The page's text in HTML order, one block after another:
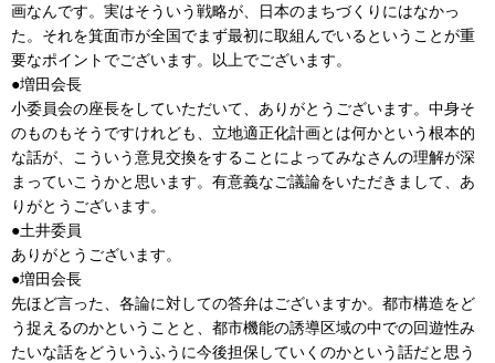
画なんです。実はそういう戦略が、日本のまちづくりにはなかっ
た。それを箕面市が全国でまず最初に取組んでいるということが重
要なポイントでございます。以上でございます。
●増田会長
小委員会の座長をしていただいて、ありがとうございます。中身そ
のものもそうですけれども、立地適正化計画とは何かという根本的
な話が、こういう意見交換をすることによってみなさんの理解が深
まっていこうかと思います。有意義なご議論をいただきまして、あ
りがとうございます。
●土井委員
ありがとうございます。
●増田会長
先ほど言った、各論に対しての答弁はございますか。都市構造をど
う捉えるのかということと、都市機能の誘導区域の中での回遊性み
たいな話をどういうふうに今後担保していくのかという話だと思う